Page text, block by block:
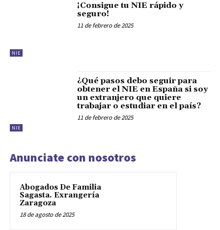
NIE
¡Consigue tu NIE rápido y
seguro!
11 de febrero de 2025
NIE
¿Qué pasos debo seguir para
obtener el NIE en España si soy
un extranjero que quiere
trabajar o estudiar en el país?
11 de febrero de 2025
Anunciate con nosotros
Abogados De Familia
Sagasta. Exrangería
Zaragoza
18 de agosto de 2025